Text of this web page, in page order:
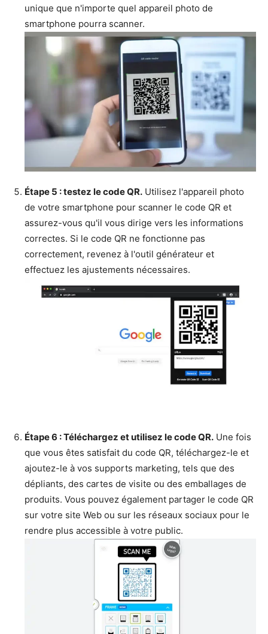
unique que n'importe quel appareil photo de
smartphone pourra scanner.
Étape 5 : testez le code QR. Utilisez l'appareil photo
de votre smartphone pour scanner le code QR et
assurez-vous qu'il vous dirige vers les informations
correctes. Si le code QR ne fonctionne pas
correctement, revenez à l'outil générateur et
effectuez les ajustements nécessaires.
Étape 6 : Téléchargez et utilisez le code QR. Une fois
que vous êtes satisfait du code QR, téléchargez-le et
ajoutez-le à vos supports marketing, tels que des
dépliants, des cartes de visite ou des emballages de
produits. Vous pouvez également partager le code QR
sur votre site Web ou sur les réseaux sociaux pour le
rendre plus accessible à votre public.